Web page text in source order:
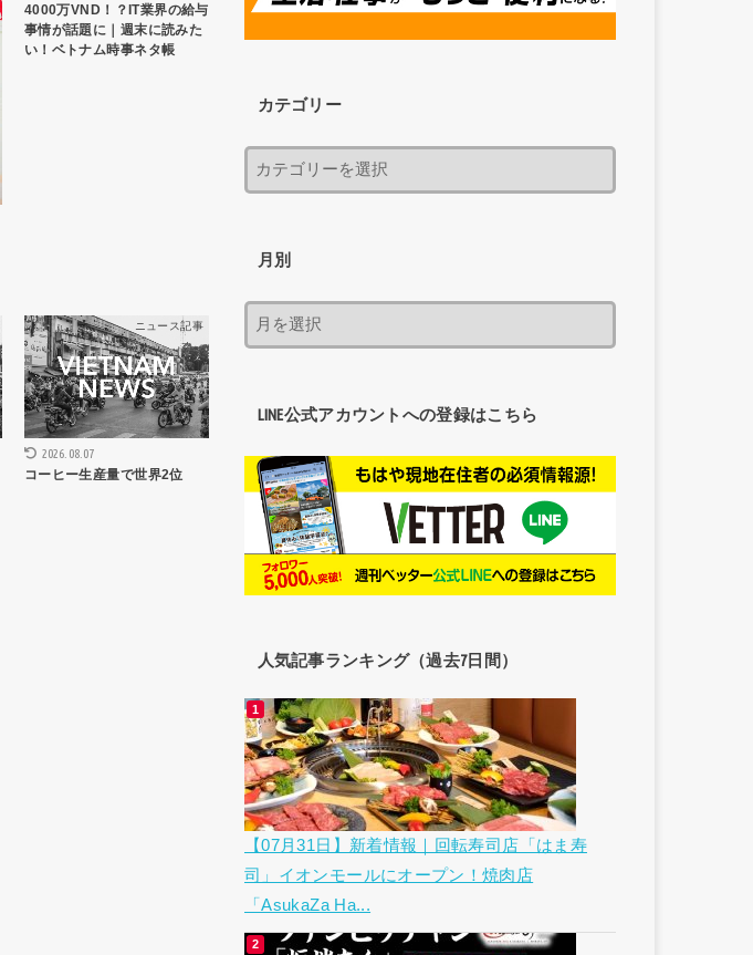
4000万VND！？IT業界の給与
事情が話題に｜週末に読みた
い！ベトナム時事ネタ帳
ニュース記事
2026.08.07
コーヒー生産量で世界2位
カテゴリー
月別
LINE公式アカウントへの登録はこちら
人気記事ランキング（過去7日間）
【07月31日】新着情報｜回転寿司店「はま寿
司」イオンモールにオープン！焼肉店
「AsukaZa Ha...